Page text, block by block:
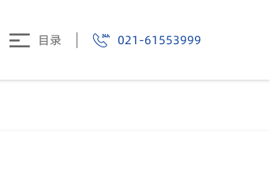
目录 021-61553999